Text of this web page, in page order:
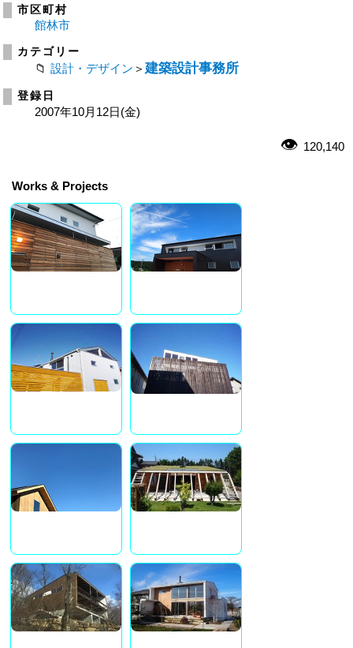
市区町村
館林市
カテゴリー
設計・デザイン ＞ 建築設計事務所
登録日
2007年10月12日(金)
120,140
Works & Projects